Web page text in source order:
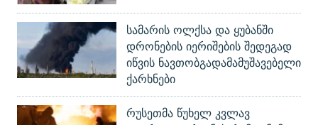
სამარის ოლქსა და ყუბანში
დრონების იერიშების შედეგად
იწვის ნავთობგადამამუშავებელი
ქარხნები
რუსეთმა წუხელ კვლავ